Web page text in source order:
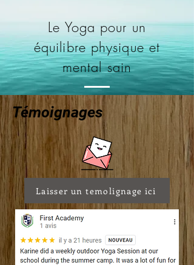
Le Yoga pour un
équilibrephysique et
mental sain
Témoignages
Laisser un temolignage ici